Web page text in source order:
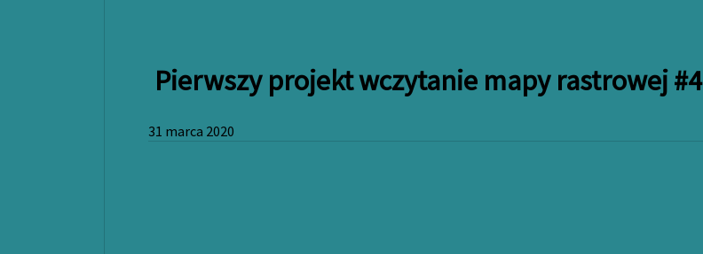
Pierwszy projekt wczytanie mapy rastrowej #4
31 marca 2020